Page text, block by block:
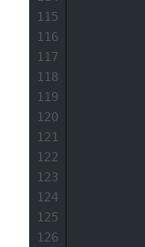
115
116
117
118
119
120
121
122
123
124
125
126